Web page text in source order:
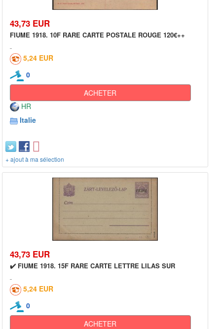
43,73 EUR
FIUME 1918. 10F RARE CARTE POSTALE ROUGE 120€++
5,24 EUR
0
ACHETER
HR
Italie
+ ajout à ma sélection
43,73 EUR
✔️ FIUME 1918. 15F RARE CARTE LETTRE LILAS SUR
5,24 EUR
0
ACHETER